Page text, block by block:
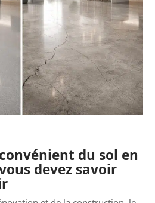
du sol en
devez savoir